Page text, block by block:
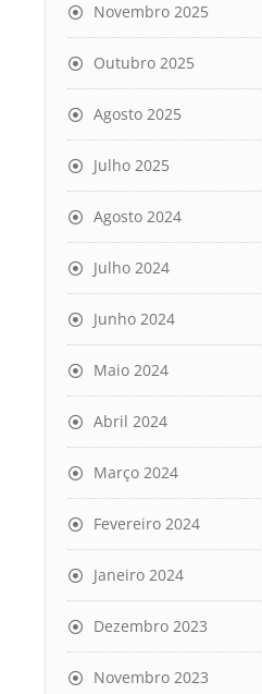
Novembro 2025
Outubro 2025
Agosto 2025
Julho 2025
Agosto 2024
Julho 2024
Junho 2024
Maio 2024
Abril 2024
Março 2024
Fevereiro 2024
Janeiro 2024
Dezembro 2023
Novembro 2023